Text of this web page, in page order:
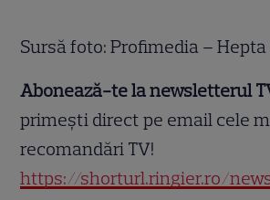
Sursă foto: Profimedia – Hepta
Abonează-te la newsletterul
primești direct pe email cele
recomandări TV!
https://shorturl.ringier.ro/